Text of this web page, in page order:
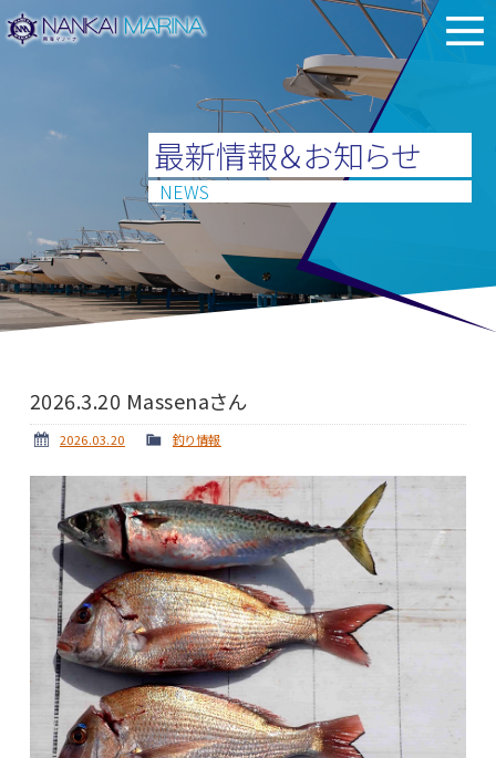
最新情報＆お知らせ
NEWS
2026.3.20 Massenaさん
2026.03.20 釣り情報